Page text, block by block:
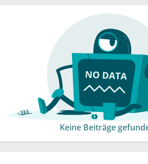
Keine Beiträge